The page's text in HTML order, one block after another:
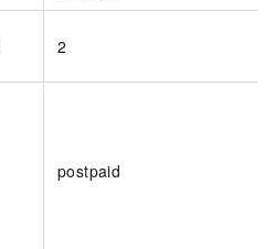
2
postpaid